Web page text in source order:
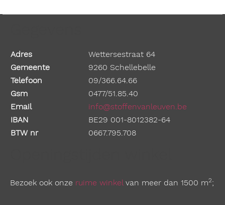
Adres
Wettersestraat 64
Gemeente
9260 Schellebelle
Telefoon
09/366.64.66
Gsm
0477/51.85.40
Email
info@stoffenvanleuven.be
IBAN
BE29 001-8012382-64
BTW nr
0667.795.708
Bezoek ook onze ruime winkelvan meer dan 1500 m2;